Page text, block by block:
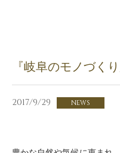
『岐阜のモノづく
2017/9/29 NEWS